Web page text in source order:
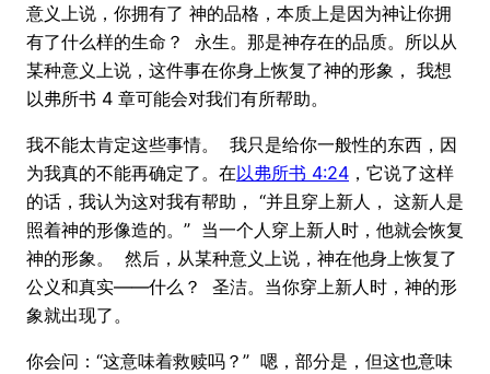
意义上说，你拥有了 神的品格，本质上是因为神让你拥
有了什么样的生命？ 永生。那是神存在的品质。所以从
某种意义上说，这件事在你身上恢复了神的形象， 我想
以弗所书 4 章可能会对我们有所帮助。
我不能太肯定这些事情。 我只是给你一般性的东西，因
为我真的不能再确定了。在以弗所书 4:24 ，它说了这样
的话，我认为这对我有帮助， “并且穿上新人， 这新人是
照着神的形像造的。” 当一个人穿上新人时，他就会恢复
神的形象。 然后，从某种意义上说，神在他身上恢复了
公义和真实——什么？ 圣洁。当你穿上新人时，神的形
象就出现了。
你会问：“这意味着救赎吗？” 嗯，部分是，但这也意味